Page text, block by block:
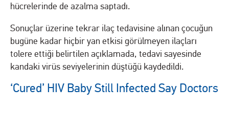
hücrelerinde de azalma saptadı.
Sonuçlar üzerine tekrar ilaç tedavisine alınan çocuğun
bugüne kadar hiçbir yan etkisi görülmeyen ilaçları
tolere ettiği belirtilen açıklamada, tedavi sayesinde
kandaki virüs seviyelerinin düştüğü kaydedildi.
‘Cured’ HIV Baby Still Infected Say Doctors